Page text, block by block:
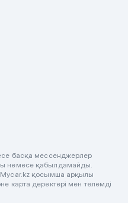
басқа мессенджерлер
немесе қабылдамайды.
қосымша арқылы
карта деректері мен төлемді